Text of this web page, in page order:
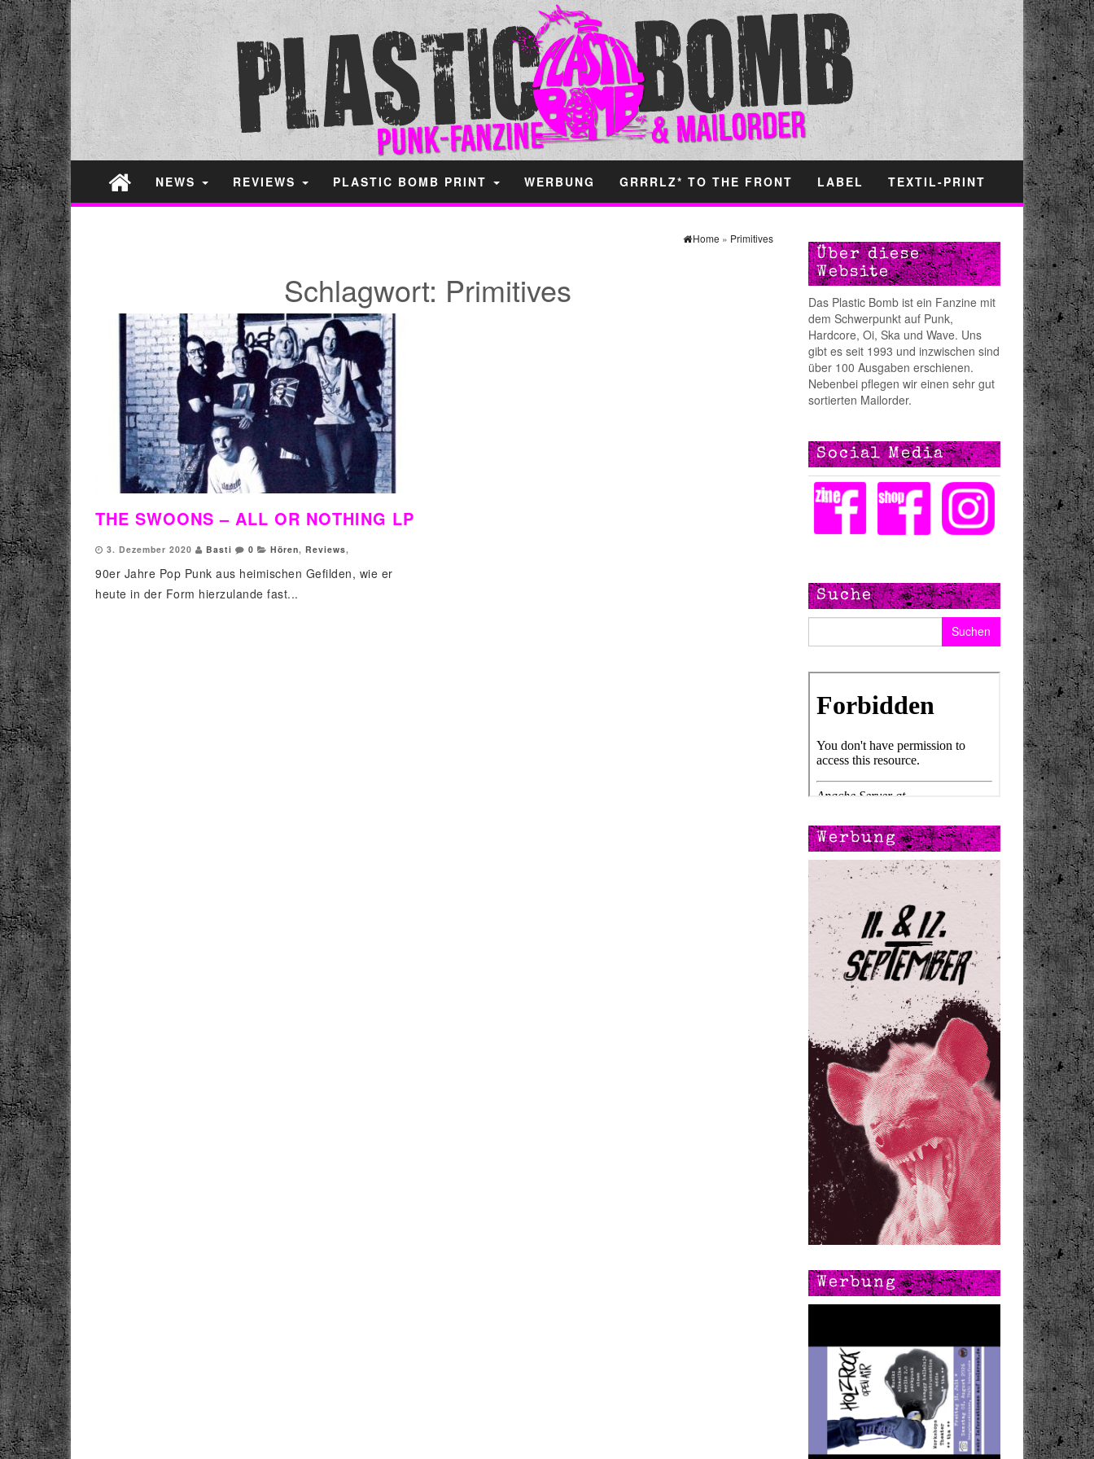
NEWS REVIEWS PLASTIC BOMB PRINT WERBUNG GRRRLZ* TO THE FRONT LABEL TEXTIL-PRINT
Home » Primitives
Schlagwort: Primitives
THE SWOONS – ALL OR NOTHING LP
3. Dezember 2020 Basti 0 Hören, Reviews,
90er Jahre Pop Punk aus heimischen Gefilden, wie er
heute in der Form hierzulande fast...
Über diese
Website
Das Plastic Bomb ist ein Fanzine mit
dem Schwerpunkt auf Punk,
Hardcore, Oi, Ska und Wave. Uns
gibt es seit 1993 und inzwischen sind
über 100 Ausgaben erschienen.
Nebenbei pflegen wir einen sehr gut
sortierten Mailorder.
Social Media
Suche
Werbung
Werbung